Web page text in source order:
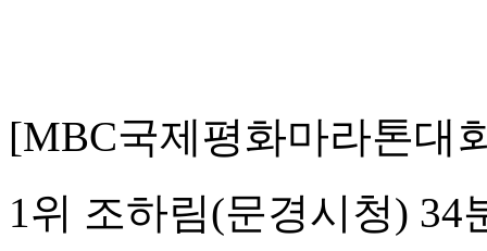
[MBC국제평화마라톤대
1위 조하림(문경시청) 34